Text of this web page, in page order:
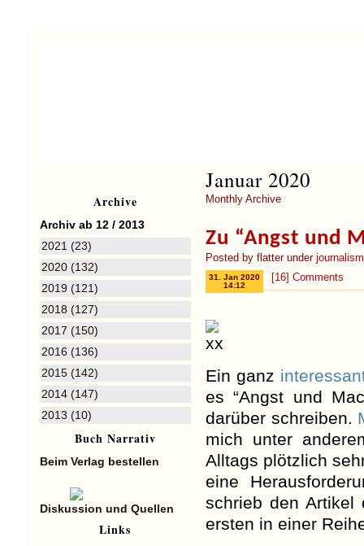
Archive
Archiv ab 12 / 2013
2021 (23)
2020 (132)
2019 (121)
2018 (127)
2017 (150)
2016 (136)
2015 (142)
2014 (147)
2013 (10)
Buch Narrativ
Beim Verlag bestellen
Diskussion und Quellen
Links
Januar 2020
Monthly Archive
Zu “Angst und
Posted by flatter under
[16] Comments
31. Jan 2020
14:12
Ein ganz
es “Angst und
darüber schreiben.
mich unter
Alltags plötzlich
eine
schrieb den Artikel
ersten in einer